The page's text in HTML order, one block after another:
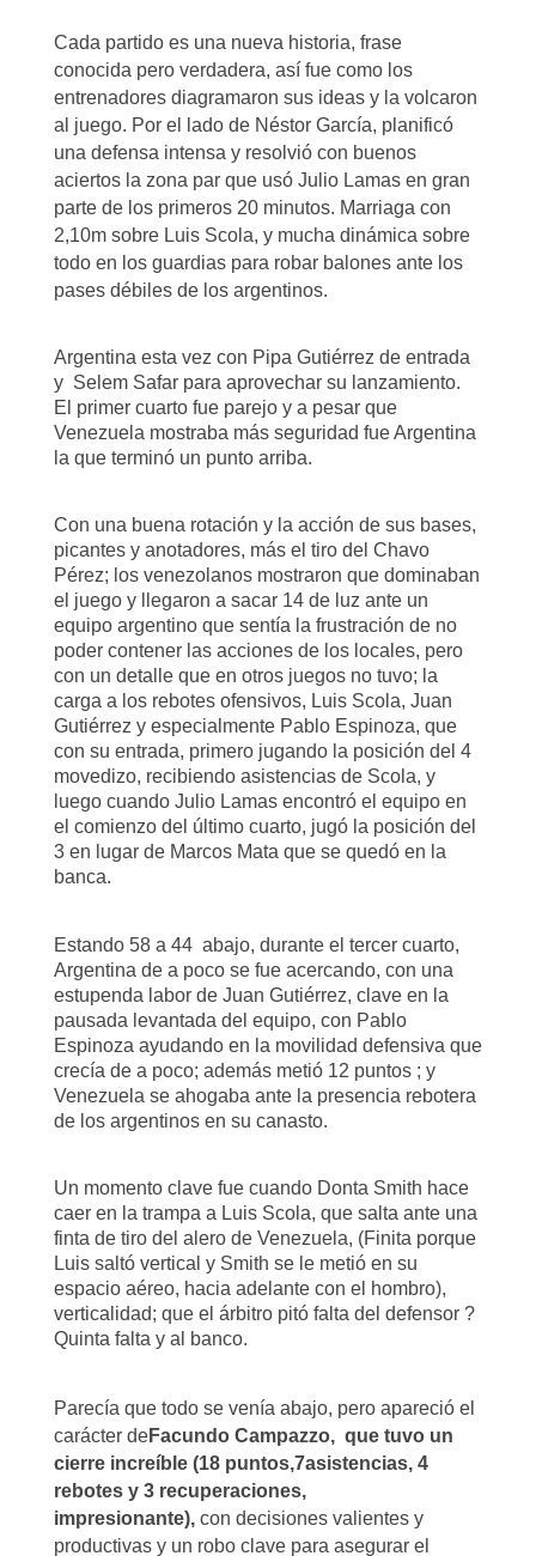
Cada partido es una nueva historia, frase
conocida pero verdadera, así fue como los
entrenadores diagramaron sus ideas y la volcaron
al juego. Por el lado de Néstor García, planificó
una defensa intensa y resolvió con buenos
aciertos la zona par que usó Julio Lamas en gran
parte de los primeros 20 minutos. Marriaga con
2,10m sobre Luis Scola, y mucha dinámica sobre
todo en los guardias para robar balones ante los
pases débiles de los argentinos.
Argentina esta vez con Pipa Gutiérrez de entrada
y Selem Safar para aprovechar su lanzamiento.
El primer cuarto fue parejo y a pesar que
Venezuela mostraba más seguridad fue Argentina
la que terminó un punto arriba.
Con una buena rotación y la acción de sus bases,
picantes y anotadores, más el tiro del Chavo
Pérez; los venezolanos mostraron que dominaban
el juego y llegaron a sacar 14 de luz ante un
equipo argentino que sentía la frustración de no
poder contener las acciones de los locales, pero
con un detalle que en otros juegos no tuvo; la
carga a los rebotes ofensivos, Luis Scola, Juan
Gutiérrez y especialmente Pablo Espinoza, que
con su entrada, primero jugando la posición del 4
movedizo, recibiendo asistencias de Scola, y
luego cuando Julio Lamas encontró el equipo en
el comienzo del último cuarto, jugó la posición del
3 en lugar de Marcos Mata que se quedó en la
banca.
Estando 58 a 44 abajo, durante el tercer cuarto,
Argentina de a poco se fue acercando, con una
estupenda labor de Juan Gutiérrez, clave en la
pausada levantada del equipo, con Pablo
Espinoza ayudando en la movilidad defensiva que
crecía de a poco; además metió 12 puntos ; y
Venezuela se ahogaba ante la presencia rebotera
de los argentinos en su canasto.
Un momento clave fue cuando Donta Smith hace
caer en la trampa a Luis Scola, que salta ante una
finta de tiro del alero de Venezuela, (Finita porque
Luis saltó vertical y Smith se le metió en su
espacio aéreo, hacia adelante con el hombro),
verticalidad; que el árbitro pitó falta del defensor ?
Quinta falta y al banco.
Parecía que todo se venía abajo, pero apareció el
carácter deFacundo Campazzo, que tuvo un
cierre increíble (18 puntos,7asistencias, 4
rebotes y 3 recuperaciones,
impresionante), con decisiones valientes y
productivas y un robo clave para asegurar el